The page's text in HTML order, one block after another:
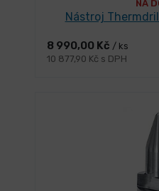
NA
Nástroj
8 990,00 Kč / ks
10 877,90 Kč s DPH